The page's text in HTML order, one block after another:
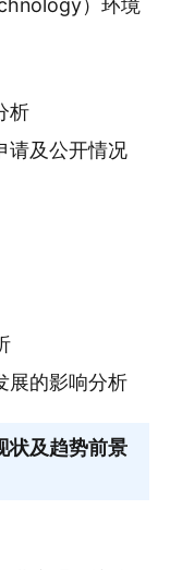
）环境
析
请及公开情况
展的影响分析
状及趋势前景